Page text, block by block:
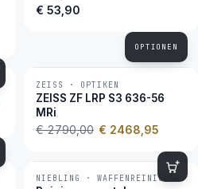
€ 53,90
OPTIONEN
−12 %
ZEISS · OPTIKEN
ZEISS ZF LRP S3 636-56
MRi
€ 2790,00 € 2468,95
BESTSELLER
NIEBLING · WAFFENREINIGUNG